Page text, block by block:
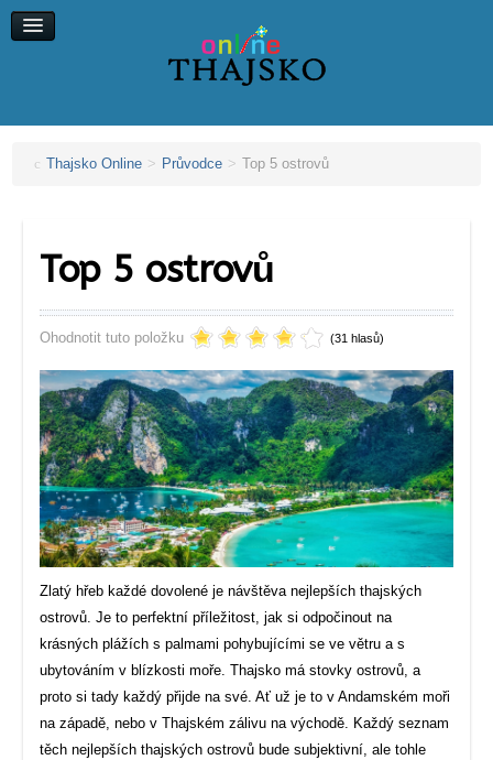
Thajsko Online > Průvodce > Top 5 ostrovů
Top 5 ostrovů
Ohodnotit tuto položku (31 hlasů)
Zlatý hřeb každé dovolené je návštěva nejlepších thajských
ostrovů. Je to perfektní příležitost, jak si odpočinout na
krásných plážích s palmami pohybujícími se ve větru a s
ubytováním v blízkosti moře. Thajsko má stovky ostrovů, a
proto si tady každý přijde na své. Ať už je to v Andamském moři
na západě, nebo v Thajském zálivu na východě. Každý seznam
těch nejlepších thajských ostrovů bude subjektivní, ale tohle